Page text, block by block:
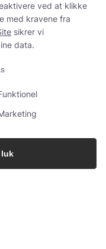
at klikke på Tilpas
fraGoogles
gennemsigtighed og
luk